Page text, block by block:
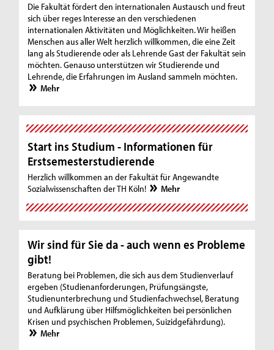
Die Fakultät fördert den internationalen Austausch und freut
sich über reges Interesse an den verschiedenen
internationalen Aktivitäten und Möglichkeiten. Wir heißen
Menschen aus aller Welt herzlich willkommen, die eine Zeit
lang als Studierende oder als Lehrende Gast der Fakultät sein
möchten. Genauso unterstützen wir Studierende und
Lehrende, die Erfahrungen im Ausland sammeln möchten.
Mehr
Start ins Studium - Informationen für
Erstsemesterstudierende
Herzlich willkommen an der Fakultät für Angewandte
Sozialwissenschaften der TH Köln!
Mehr
Wir sind für Sie da - auch wenn es Probleme
gibt!
Beratung bei Problemen, die sich aus dem Studienverlauf
ergeben (Studienanforderungen, Prüfungsängste,
Studienunterbrechung und Studienfachwechsel, Beratung
und Aufklärung über Hilfsmöglichkeiten bei persönlichen
Krisen und psychischen Problemen, Suizidgefährdung).
Mehr